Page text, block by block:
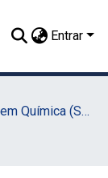
Entrar
Licenciatura em Química (Sede)